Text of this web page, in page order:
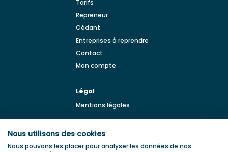
Tarifs
Repreneur
Cédant
Entreprises à reprendre
Contact
Mon compte
Légal
Mentions légales
d'entreprise
Nous utilisons des cookies
Nous pouvons les placer pour analyser les données de nos